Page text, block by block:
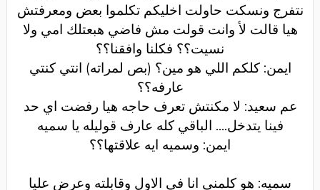
نتفرج ونسكت حاولت اخليكم تكلموا بعض ومعرفتش
هيا قالت لأ وانت قولت مش فاضي هبعتلك امي ولا
نسيت؟؟ فكلنا وافقنا؟؟
ايمن: كلكم اللي هو مين؟ (بص لمراته) انتي كنتي
عارفه؟؟
عم سعيد: لا مكنتش تعرف حاجه هيا رفضت اي حد
فينا يتدخل.... الباقي كله عارف قوليله يا سميه
ايمن: وسميه ايه علاقتها؟؟
سميه: هو كلمني انا في الاول وقابلته وعرض عليا